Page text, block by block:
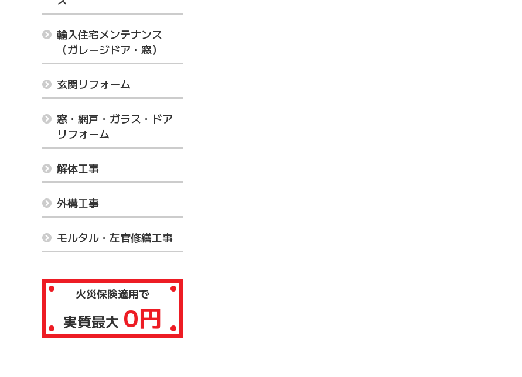
輸入住宅メンテナンス
（ガレージドア・窓）
玄関リフォーム
窓・網戸・ガラス・ドア
リフォーム
解体工事
外構工事
モルタル・左官修繕工事
火災保険適用で
実質最大 0円